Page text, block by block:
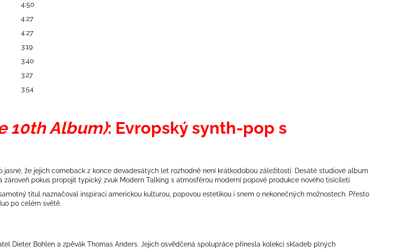
4:50
4:27
4:27
3:19
3:40
3:27
3:54
10th Album): Evropský synth-pop s
jasné, že jejich comeback z konce devadesátých let rozhodně není krátkodobou záležitostí. Desáté studiové album
pokus propojit typický zvuk Modern Talking s atmosférou moderní popové produkce nového tisíciletí.
titul naznačoval inspiraci americkou kulturou, popovou estetikou i snem o nekonečných možnostech. Přesto
po celém světě.
Dieter Bohlen a zpěvák Thomas Anders. Jejich osvědčená spolupráce přinesla kolekci skladeb plných